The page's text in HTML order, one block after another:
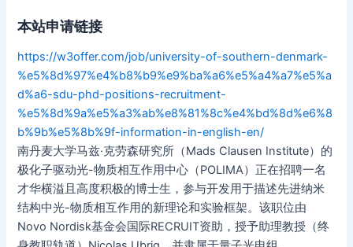
本站申请链接
https://w3offer.com/job/university-of-southern-denmark-
%e5%8d%97%e4%b8%b9%e9%ba%a6%e5%a4%a7%e5%a
d%a6-sdu-phd-positions-recruitment-
%e5%8d%9a%e5%a3%ab%e8%81%8c%e4%bd%8d%e6%8
b%9b%e5%8b%9f-information-in-english-en/
南丹麦大学马兹·克劳森研究所（Mads Clausen Institute）的
极化子驱动光-物质相互作用中心（POLIMA）正在招聘一名
才华横溢且高度积极的博士生，参与开发用于描述先进纳米
结构中光-物质相互作用的新理论和实验框架。该职位由
Novo Nordisk基金会国际RECRUIT资助，授予助理教授（终